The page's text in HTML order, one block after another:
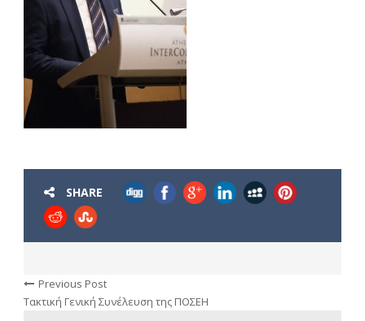
SHARE
Previous Post
Τακτική Γενική Συνέλευση της ΠΟΣΕΗ